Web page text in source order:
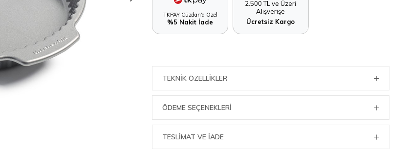
TKPAY Cüzdan'a Özel
%5 Nakit İade
2.500 TL ve Üzeri
Alışverişe
Ücretsiz Kargo
TEKNIK ÖZELLIKLER
ÖDEME SEÇENEKLERI
TESLİMAT VE İADE